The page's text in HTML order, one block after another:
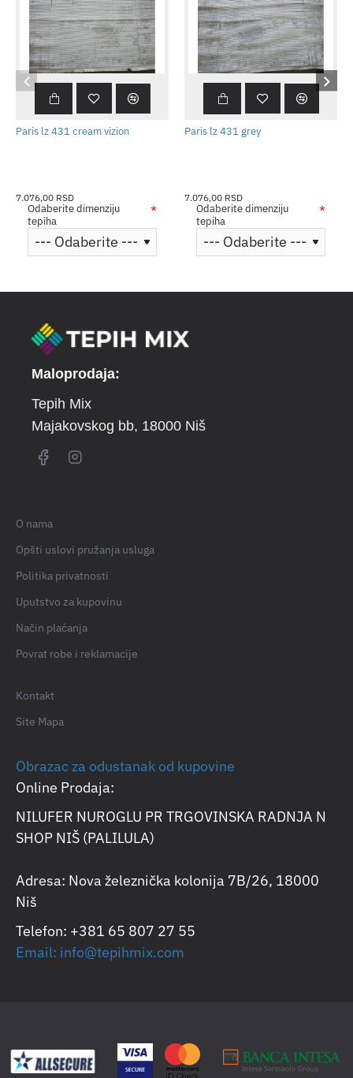
Paris lz 431 cream vizion
7.076,00 RSD
Odaberite dimenziju
tepiha
Paris lz 431 grey
7.076,00 RSD
Odaberite dimenziju
tepiha
Maloprodaja:
Tepih Mix
Majakovskog bb, 18000 Niš
O nama
Opšti uslovi pružanja usluga
Politika privatnosti
Uputstvo za kupovinu
Način plaćanja
Povrat robe i reklamacije
Kontakt
Site Mapa
Obrazac za odustanak od kupovine
Online Prodaja:
NILUFER NUROGLU PR TRGOVINSKA RADNJA N
SHOP NIŠ (PALILULA)
Adresa: Nova železnička kolonija 7B/26, 18000
Niš
Telefon: +381 65 807 27 55
Email: info@tepihmix.com